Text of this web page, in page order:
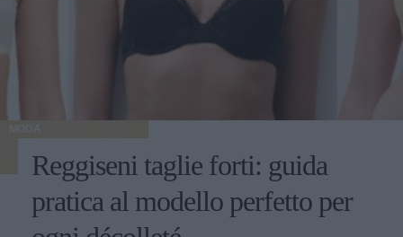
MODA
Reggiseni taglie forti: guida
pratica al modello perfetto per